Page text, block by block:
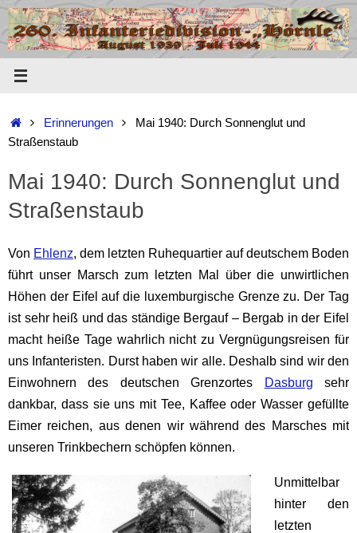
Zum
Inhalt
springen
StartErinnerungen
Mai 1940: Durch Sonnenglut und
Straßenstaub
Mai 1940: Durch Sonnenglut und
Straßenstaub
Von Ehlenz, dem letzten Ruhequartier auf deutschem Boden
führt unser Marsch zum letzten Mal über die unwirtlichen
Höhen der Eifel auf die luxemburgische Grenze zu. Der Tag
ist sehr heiß und das ständige Bergauf – Bergab in der Eifel
macht heiße Tage wahrlich nicht zu Vergnügungsreisen für
uns Infanteristen. Durst haben wir alle. Deshalb sind wir den
Einwohnern des deutschen Grenzortes
Dasburg sehr
dankbar, dass sie uns mit Tee, Kaffee oder Wasser gefüllte
Eimer reichen, aus denen wir während des Marsches mit
unseren Trinkbechern schöpfen können.
Unmittelbar
hinter den
letzten